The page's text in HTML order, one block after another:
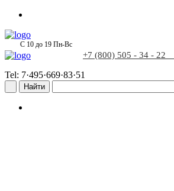
С 10 до 19 Пн-Вс
+7 (800) 505 - 34 - 22
Tel: 7·495·669·83·51